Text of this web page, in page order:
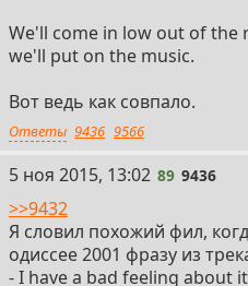
We'll come in low out of the
we'll put on the music.
Вот ведь как совпало.
Ответы 9436 9566
89
5 ноя 2015, 13:02 89 9436
>>9432
Я словил похожий фил,
одиссее 2001 фразу из
- I have a bad feeling about it